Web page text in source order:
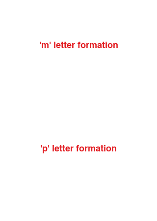
'm' letter formation
'p' letter formation